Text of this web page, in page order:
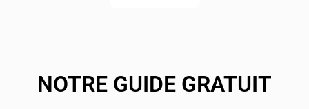
NOTRE GUIDE GRATUIT